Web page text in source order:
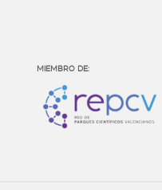
MIEMBRO DE: